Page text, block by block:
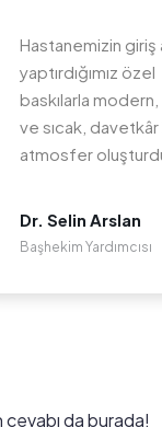
Hastanemizin giriş
yaptırdığımız özel
baskılarla
ve sıcak, davetkâr
atmosfer
Dr. Selin Arslan
Başhekim Yardımcısı
da burada!